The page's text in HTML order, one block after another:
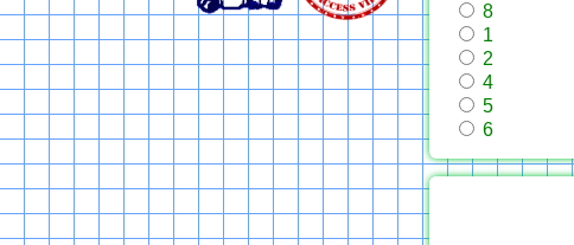
8
1
2
4
5
6